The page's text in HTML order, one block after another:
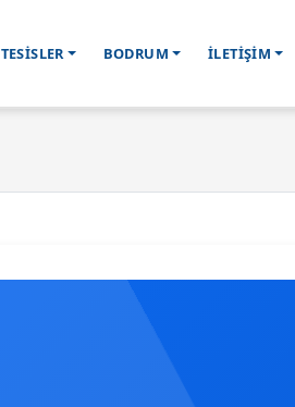
TESİSLER BODRUM İLETİŞİM